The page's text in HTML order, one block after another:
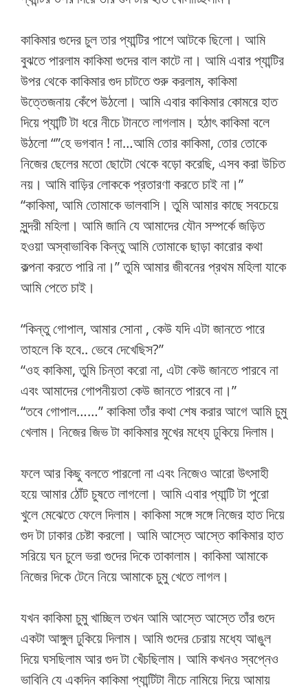
কাকিমার গুদের চুল তার প্যান্টির পাশে আটকে ছিলো। আমি
বুঝতে পারলাম কাকিমা গুদের বাল কাটে না। আমি এবার প্যান্টির
উপর থেকে কাকিমার গুদ চাটতে শুরু করলাম, কাকিমা
উত্তেজনায় কেঁপে উঠলো। আমি এবার কাকিমার কোমরে হাত
দিয়ে প্যান্টি টা ধরে নীচে টানতে লাগলাম। হঠাৎ কাকিমা বলে
উঠলো “”হে ভগবান ! না…আমি তোর কাকিমা, তোর তোকে
নিজের ছেলের মতো ছোটো থেকে বড়ো করেছি, এসব করা উচিত
নয়। আমি বাড়ির লোককে প্রতারণা করতে চাই না।”
“কাকিমা, আমি তোমাকে ভালবাসি। তুমি আমার কাছে সবচেয়ে
সুন্দরী মহিলা। আমি জানি যে আমাদের যৌন সম্পর্কে জড়িত
হওয়া অস্বাভাবিক কিন্তু আমি তোমাকে ছাড়া কারোর কথা
কল্পনা করতে পারি না।” তুমি আমার জীবনের প্রথম মহিলা যাকে
আমি পেতে চাই।
“কিন্তু গোপাল, আমার সোনা , কেউ যদি এটা জানতে পারে
তাহলে কি হবে.. ভেবে দেখেছিস?”
“ওহ কাকিমা, তুমি চিন্তা করো না, এটা কেউ জানতে পারবে না
এবং আমাদের গোপনীয়তা কেউ জানতে পারবে না।”
“তবে গোপাল……” কাকিমা তাঁর কথা শেষ করার আগে আমি চুমু
খেলাম। নিজের জিভ টা কাকিমার মুখের মধ্যে ঢুকিয়ে দিলাম।
ফলে আর কিছু বলতে পারলো না এবং নিজেও আরো উৎসাহী
হয়ে আমার ঠোঁট চুষতে লাগলো। আমি এবার প্যান্টি টা পুরো
খুলে মেঝেতে ফেলে দিলাম। কাকিমা সঙ্গে সঙ্গে নিজের হাত দিয়ে
গুদ টা ঢাকার চেষ্টা করলো। আমি আস্তে আস্তে কাকিমার হাত
সরিয়ে ঘন চুলে ভরা গুদের দিকে তাকালাম। কাকিমা আমাকে
নিজের দিকে টেনে নিয়ে আমাকে চুমু খেতে লাগল।
যখন কাকিমা চুমু খাচ্ছিল তখন আমি আস্তে আস্তে তাঁর গুদে
একটা আঙ্গুল ঢুকিয়ে দিলাম। আমি গুদের চেরায় মধ্যে আঙুল
দিয়ে ঘসছিলাম আর গুদ টা খেঁচছিলাম। আমি কখনও স্বপ্নেও
ভাবিনি যে একদিন কাকিমা প্যান্টিটা নীচে নামিয়ে দিয়ে আমায়